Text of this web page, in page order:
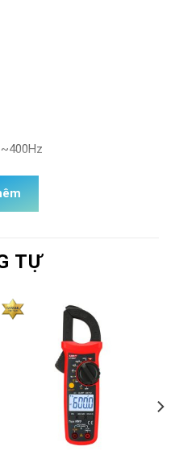
±(0.1%+3)
x 43.5mm
TỰ